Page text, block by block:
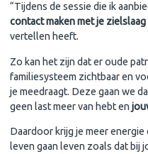
“Tijdens de sessie die ik
contact maken met je zielslaag
vertellen heeft.
Zo kan het zijn dat er oude
familiesysteem zichtbaar en
je meedraagt. Deze gaan we
geen last meer van hebt en
Daardoor krijg je meer
leven gaan leven zoals dat bij